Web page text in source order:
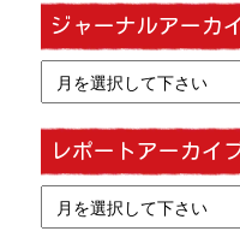
ジャーナルアーカ
レポートアーカイ